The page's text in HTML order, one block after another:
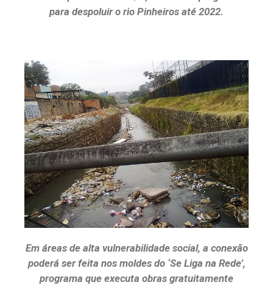
para despoluir o rio Pinheiros até 2022.
Em áreas de alta vulnerabilidade social, a conexão
poderá ser feita nos moldes do ‘Se Liga na Rede’,
programa que executa obras gratuitamente